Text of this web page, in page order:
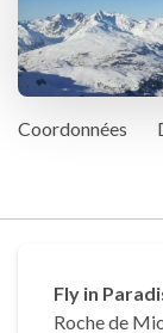
Coordonnées
Fly in
Roche de